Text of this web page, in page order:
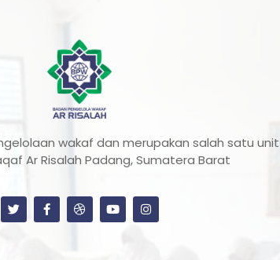
wakaf dan merupakan salah satu
Ar Risalah Padang, Sumatera Barat